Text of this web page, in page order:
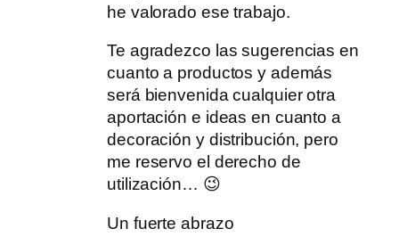
he valorado ese trabajo.
Te agradezco las sugerencias en
cuanto a productos y además
será bienvenida cualquier otra
aportación e ideas en cuanto a
decoración y distribución, pero
me reservo el derecho de
utilización… 😉
Un fuerte abrazo